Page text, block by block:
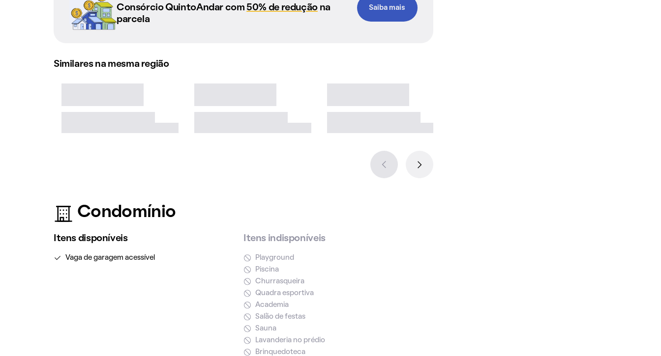
Consórcio QuintoAndar com 50% de reduçãona
parcela
Saiba mais
Similares na mesma região
Condomínio
Itens disponíveis
Vaga de garagem acessível
Itens indisponíveis
Playground
Piscina
Churrasqueira
Quadra esportiva
Academia
Salão de festas
Sauna
Lavanderia no prédio
Brinquedoteca